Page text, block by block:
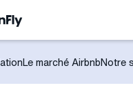
Le marché AirbnbNotre